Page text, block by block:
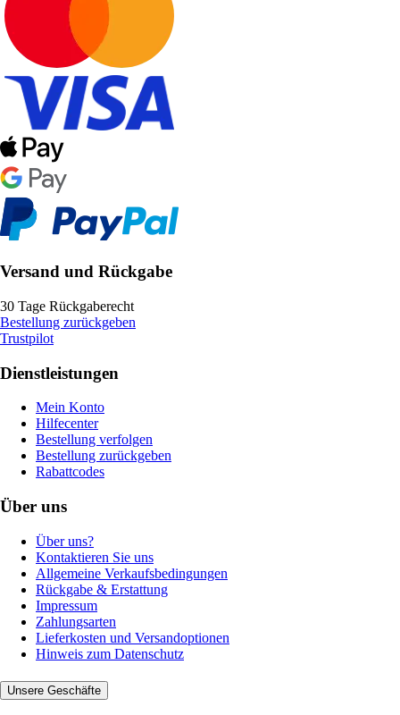
Versand und Rückgabe
30 Tage Rückgaberecht
Bestellung zurückgeben
Trustpilot
Dienstleistungen
Mein Konto
Hilfecenter
Bestellung verfolgen
Bestellung zurückgeben
Rabattcodes
Über uns
Über uns?
Kontaktieren Sie uns
Allgemeine Verkaufsbedingungen
Rückgabe & Erstattung
Impressum
Zahlungsarten
Lieferkosten und Versandoptionen
Hinweis zum Datenschutz
Unsere Geschäfte